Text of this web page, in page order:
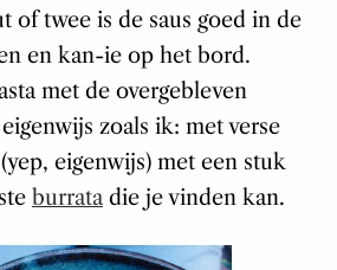
of twee is de saus goed in de
en kan-ie op het bord.
met de overgebleven
zoals ik: met verse
eigenwijs) met een stuk
burratadie je vinden kan.